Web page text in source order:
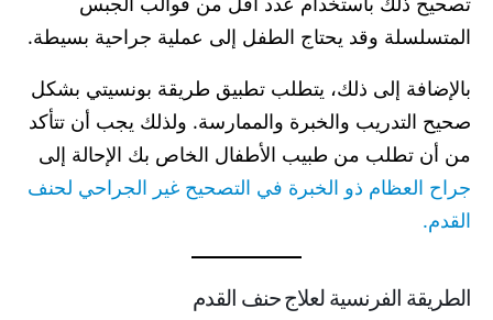
المتسلسلة وقد يحتاج الطفل إلى عملية جراحية بسيطة.
بالإضافة إلى ذلك، يتطلب تطبيق طريقة بونسيتي بشكل
صحيح التدريب والخبرة والممارسة. ولذلك يجب أن تتأكد
من أن تطلب من طبيب الأطفال الخاص بك الإحالة إلى
جراح العظام ذو الخبرة في التصحيح غير الجراحي لحنف
القدم.
الطريقة الفرنسية لعلاج حنف القدم